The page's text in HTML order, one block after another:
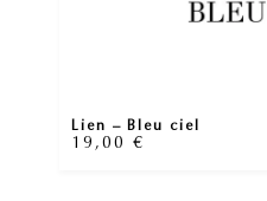
Lien – Bleu ciel
19,00 €